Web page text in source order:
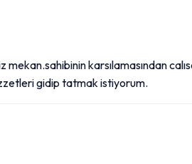
karsılamasından
gidip tatmak istiyorum.